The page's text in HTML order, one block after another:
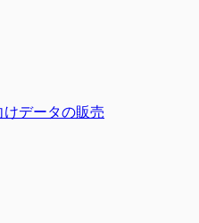
データの販売